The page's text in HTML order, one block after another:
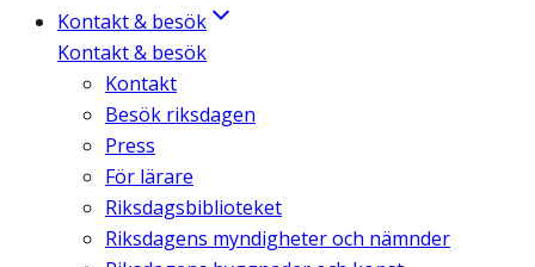
Kontakt & besök
Kontakt & besök
Kontakt
Besök riksdagen
Press
För lärare
Riksdagsbiblioteket
Riksdagens myndigheter och nämnder